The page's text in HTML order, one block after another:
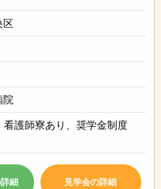
区
院
看護師寮あり、奨学金制度
細 見学会の詳細